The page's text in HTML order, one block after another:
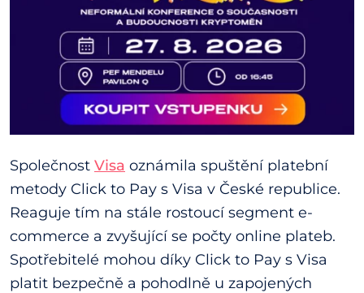
Společnost Visa oznámila spuštění platební
metody Click to Pay s Visa v České republice.
Reaguje tím na stále rostoucí segment e-
commerce a zvyšující se počty online plateb.
Spotřebitelé mohou díky Click to Pay s Visa
platit bezpečně a pohodlně u zapojených